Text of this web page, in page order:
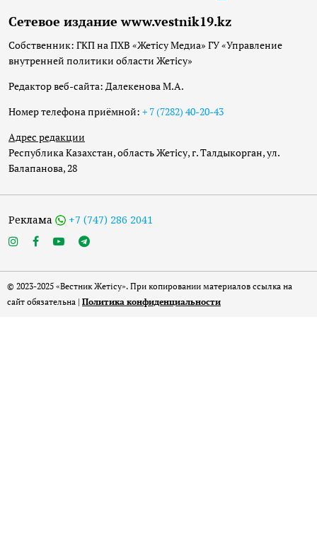
Сетевое издание www.vestnik19.kz
Собственник: ГКП на ПХВ «Жетісу Медиа» ГУ «Управление
внутренней политики области Жетісу»
Редактор веб-сайта: Далекенова М.А.
Номер телефона приёмной: + 7 (7282) 40-20-43
Адрес редакции
Республика Казахстан, область Жетісу, г. Талдыкорган, ул.
Балапанова, 28
Реклама +7 (747) 286 2041
© 2023-2025 «Вестник Жетісу». При копировании материалов ссылка на
сайт обязательна | Политика конфиденциальности